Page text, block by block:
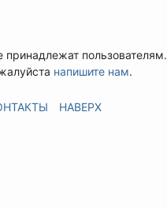
принадлежат пользователям.
напишите нам.
НАВЕРХ